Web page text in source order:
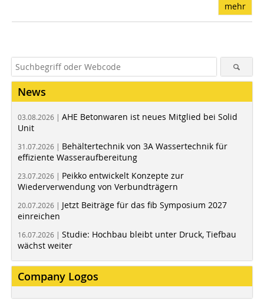
mehr
News
03.08.2026 | AHE Betonwaren ist neues Mitglied bei Solid
Unit
31.07.2026 | Behältertechnik von 3A Wassertechnik für
effiziente Wasseraufbereitung
23.07.2026 | Peikko entwickelt Konzepte zur
Wiederverwendung von Verbundträgern
20.07.2026 | Jetzt Beiträge für das fib Symposium 2027
einreichen
16.07.2026 | Studie: Hochbau bleibt unter Druck, Tiefbau
wächst weiter
Company Logos